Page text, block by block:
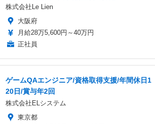
株式会社Le Lien
大阪府
月給28万5,600円～40万円
正社員
ゲームQAエンジニア/資格取得支援/年間休日1
20日/賞与年2回
株式会社ELシステム
東京都